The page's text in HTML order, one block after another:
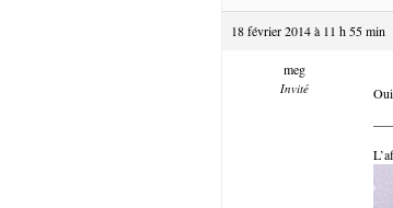
18 février 2014 à 11 h 55 min
meg
Invité
—–